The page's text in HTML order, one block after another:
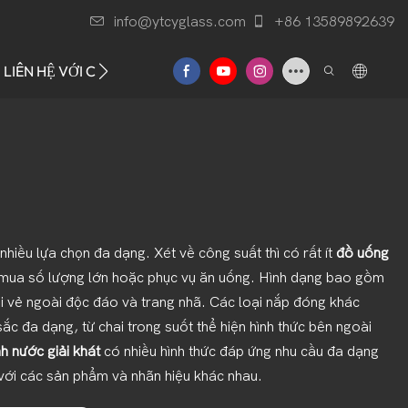
info@ytcyglass.com +86 13589892639
LIÊN HỆ VỚI CHÚNG TÔI
lựa chọn đa dạng. Xét về công suất thì có rất ít đồ uống
số lượng lớn hoặc phục vụ ăn uống. Hình dạng bao gồm
vẻ ngoài độc đáo và trang nhã. Các loại nắp đóng khác
đa dạng, từ chai trong suốt thể hiện hình thức bên ngoài
nước giải khát có nhiều hình thức đáp ứng nhu cầu đa dạng
các sản phẩm và nhãn hiệu khác nhau.